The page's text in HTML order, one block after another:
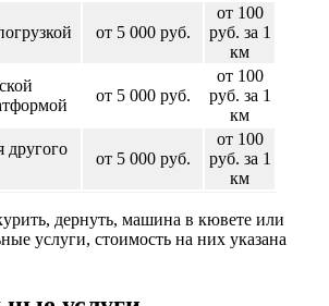
от 5 000 руб.
от 100
руб. за 1
км
от 5 000 руб.
от 100
руб. за 1
км
другого
от 5 000 руб.
от 100
руб. за 1
км
дернуть, машина в кювете или
услуги, стоимость на них указана